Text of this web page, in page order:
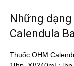
Những
Calendula
Thuốc OHM